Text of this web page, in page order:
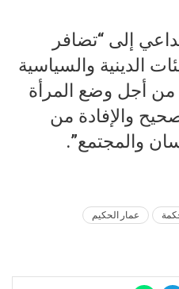
إلى “تضافر
الدينية والسياسية
من أجل وضع المرأة
والإفادة من
والمجتمع”.
عمار الحكيم